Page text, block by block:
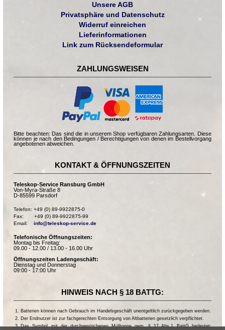
Unsere AGB
Privatsphäre und Datenschutz
Widerruf einreichen
Lieferinformationen
Link zum Rücksendeformular
ZAHLUNGSWEISEN
Bitte beachten: Das sind die in unserem Shop verfügbaren Zahlungsarten. Diese
können je nach den Bedingungen / Berechtigungen von denen im Bestellvorgang
angebotenen abweichen.
KONTAKT & ÖFFNUNGSZEITEN
Teleskop-Service Ransburg GmbH
Von-Myra-Straße 8
D-85599 Parsdorf
Telefon: +49 (0) 89-9922875-0
Fax:       +49 (0) 89-9922875-99
Email: info@teleskop-service.de
Telefonische Öffnungszeiten:
Montag bis Freitag:
09.00 - 12.00 / 13.00 - 16.00 Uhr
Öffnungszeiten Ladengeschäft:
Dienstag und Donnerstag
09:00 - 17:00 Uhr
HINWEIS NACH § 18 BATTG:
Batterien können nach Gebrauch im Handelsgeschäft unentgeltlich zurückgegeben werden.
Der Endnutzer ist zur fachgerechten Entsorgung von Altbatterien gesetzlich verpflichtet.
Das Symbol mit der durchgestrichenen Mülltonne gem. § 17 Abs.1 BattG bedeutet: